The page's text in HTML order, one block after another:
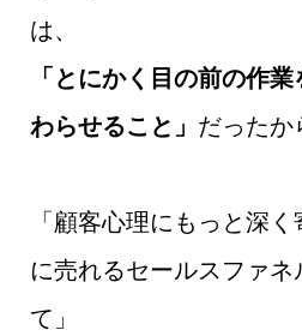
は、
「とにかく目の前の作
わらせること」 だったか
「顧客心理にもっと深
に売れるセールスファネ
て」